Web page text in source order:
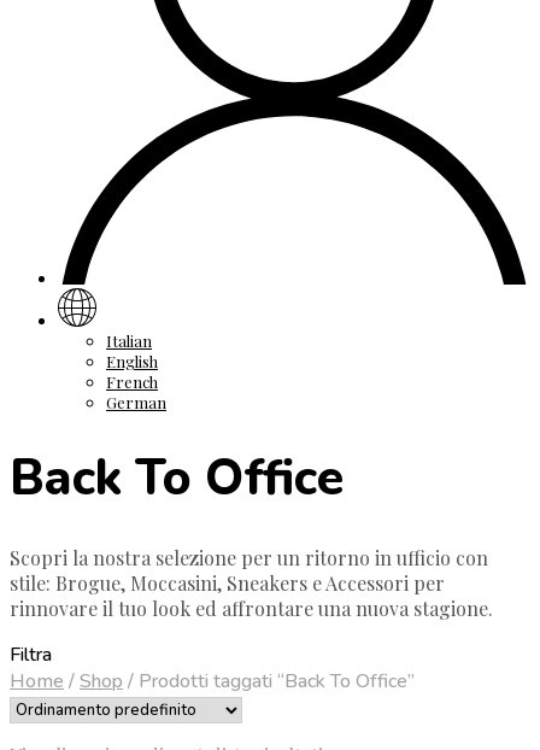
Italian
English
French
German
Back To Office
Scopri la nostra selezione per un ritorno in ufficio con
stile: Brogue, Moccasini, Sneakers e Accessori per
rinnovare il tuo look ed affrontare una nuova stagione.
Filtra
Home /Shop / Prodotti taggati “Back To Office”